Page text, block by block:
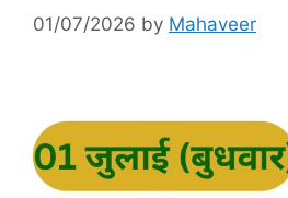
01/07/2026 by Mahaveer